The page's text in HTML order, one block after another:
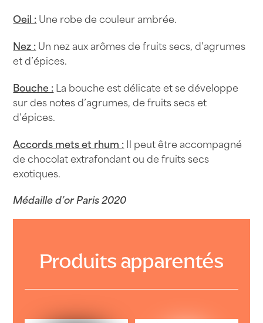
-
Oeil :Une robe de couleur ambrée.
Nez :Un nez aux arômes de fruits secs, d’agrumes
et d’épices.
Bouche :La bouche est délicate et se développe
sur des notes d’agrumes, de fruits secs et
d’épices.
Accords mets et rhum :Il peut être accompagné
de chocolat extrafondant ou de fruits secs
exotiques.
Médaille d’or Paris 2020
Produits apparentés